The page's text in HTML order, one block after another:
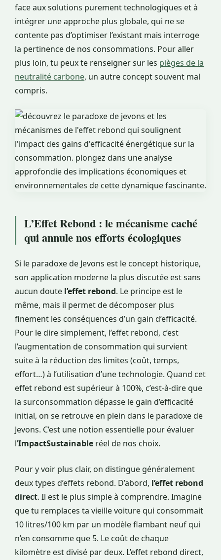
face aux solutions purement technologiques et à
intégrer une approche plus globale, qui ne se
contente pas d’optimiser l’existant mais interroge
la pertinence de nos consommations. Pour aller
plus loin, tu peux te renseigner sur les pièges de la
neutralité carbone, un autre concept souvent mal
compris.
L’Effet Rebond : le mécanisme caché
qui annule nos efforts écologiques
Si le paradoxe de Jevons est le concept historique,
son application moderne la plus discutée est sans
aucun doute l’effet rebond. Le principe est le
même, mais il permet de décomposer plus
finement les conséquences d’un gain d’efficacité.
Pour le dire simplement, l’effet rebond, c’est
l’augmentation de consommation qui survient
suite à la réduction des limites (coût, temps,
effort…) à l’utilisation d’une technologie. Quand cet
effet rebond est supérieur à 100%, c’est-à-dire que
la surconsommation dépasse le gain d’efficacité
initial, on se retrouve en plein dans le paradoxe de
Jevons. C’est une notion essentielle pour évaluer
l’ImpactSustainable réel de nos choix.
Pour y voir plus clair, on distingue généralement
deux types d’effets rebond. D’abord, l’effet rebond
direct. Il est le plus simple à comprendre. Imagine
que tu remplaces ta vieille voiture qui consommait
10 litres/100 km par un modèle flambant neuf qui
n’en consomme que 5. Le coût de chaque
kilomètre est divisé par deux. L’effet rebond direct,